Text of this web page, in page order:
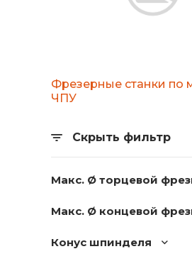
Фрезерные станки по
ЧПУ
Скрыть фильтр
Макс. Ø торцевой
Макс. Ø концевой
Конус шпинделя